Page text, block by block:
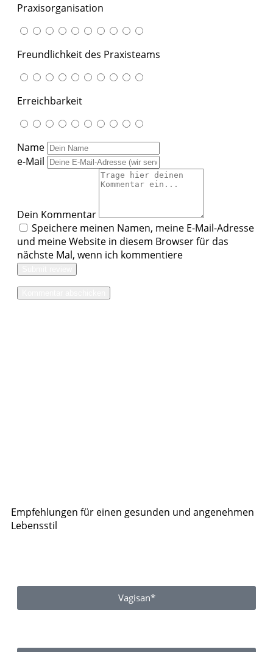
Praxisorganisation
Freundlichkeit des Praxisteams
Erreichbarkeit
Name
e-Mail
Dein Kommentar
Speichere meinen Namen, meine E-Mail-Adresse
und meine Website in diesem Browser für das
nächste Mal, wenn ich kommentiere
Empfehlungen für einen gesunden und angenehmen
Lebensstil
Vagisan*